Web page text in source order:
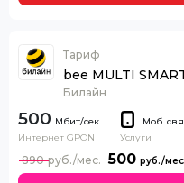
Тариф
bee MULTI
Билайн
500
Интернет GPON
Моб.
Услуги
500
890